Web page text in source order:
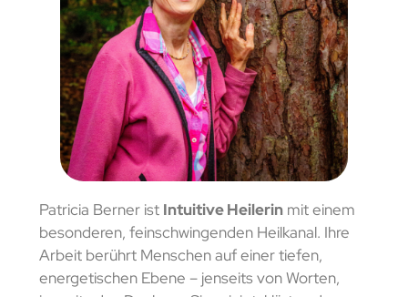
Patricia Berner ist Intuitive Heilerinmit einem
besonderen, feinschwingenden Heilkanal. Ihre
Arbeit berührt Menschen auf einer tiefen,
energetischen Ebene – jenseits von Worten,